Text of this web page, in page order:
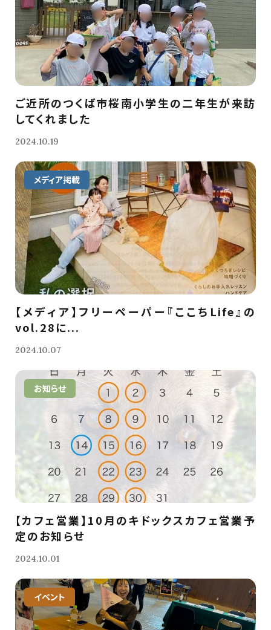
ご近所のつくば市桜南小学生の二年生が来訪
してくれました
2024.10.19
メディア掲載
【メディア】フリーペーパー『ここちLife』の
vol.28に...
2024.10.07
お知らせ
【カフェ営業】10月のキドックスカフェ営業予
定のお知らせ
2024.10.01
イベント